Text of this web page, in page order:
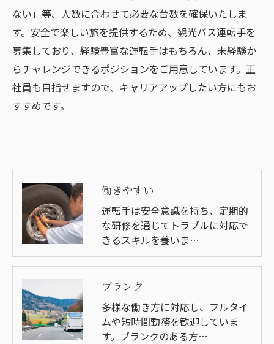
ない」等、人数に合わせて必要な台数を確保いたしま
す。安全で楽しい旅を提供するため、観光バス運転手を
募集しており、経験豊富な運転手はもちろん、未経験か
らチャレンジできるポジションをご用意しています。正
社員も目指せますので、キャリアアップしたい方にもお
すすめです。
働きやすい
運転手は安全意識を持ち、定期的
な研修を通じてトラブルに対応で
きるスキルを養いま…
ブランク
多様な働き方に対応し、フルタイ
ムや短時間勤務を歓迎していま
す。ブランクのある方…